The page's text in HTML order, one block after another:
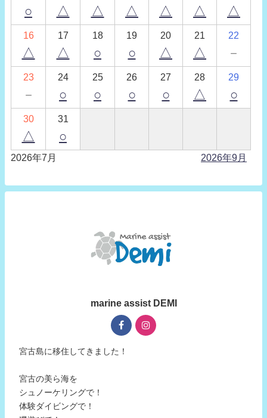
○ △ △ △ △ △ △
16
△
17
△
18
○
19
○
20
△
21
△
22
－
23
－
24
○
25
○
26
○
27
○
28
△
29
○
30
△
31
○
2026年7月 2026年9月
marine assist DEMI
宮古島に移住してきました！
宮古の美ら海を
シュノーケリングで！
体験ダイビングで！